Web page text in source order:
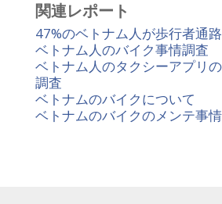
関連レポート
47%のベトナム人が歩行者通
ベトナム人のバイク事情調査
ベトナム人のタクシーアプリ
調査
ベトナムのバイクについて
ベトナムのバイクのメンテ事